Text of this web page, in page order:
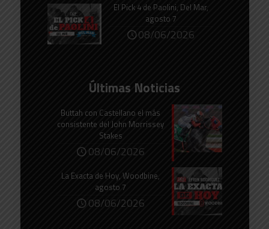
El Pick 4 de Paolini, Del Mar,
agosto 7
08/06/2026
Últimas Noticias
Buttah con Castellano el más
consistente del John Morrissey
Stakes
08/06/2026
La Exacta de Hoy, Woodbine,
agosto 7
08/06/2026